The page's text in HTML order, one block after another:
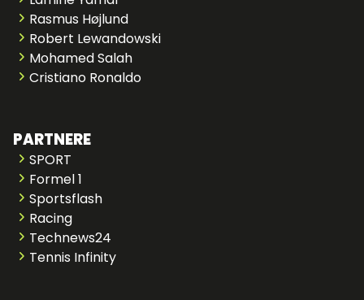
Rasmus Højlund
Robert Lewandowski
Mohamed Salah
Cristiano Ronaldo
PARTNERE
SPORT
Formel 1
Sportsflash
Racing
Technews24
Tennis Infinity